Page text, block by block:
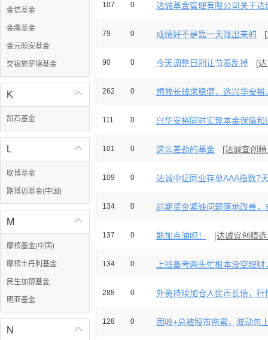
金信基金
金鹰基金
金元顺安基金
交银施罗德基金

K
凯石基金

L
联博基金
路博迈基金(中国)

M
摩根基金(中国)
摩根士丹利基金
民生加银基金
明亚基金

N
107 0 达诚基金管理有限公司关于达
79 0 成绩好不是靠一天涨出来的
90 0 今天调整日别让节奏乱掉 [
262 0 想放长线求稳健，选兴华安裕
111 0 兴华安裕同时实现本金保值和
101 0 这么差劲的基金 [达诚宜创
109 0 达诚中证同业存单AAA指数7
134 0 前期资金紧缺问题落地改善，
137 0 能加点油吗！ [达诚宜创精
134 0 上班备考两头忙根本没空理
288 0 外资持续加仓人民币长债，行
128 0 固收+总被股市拖累，波动忽